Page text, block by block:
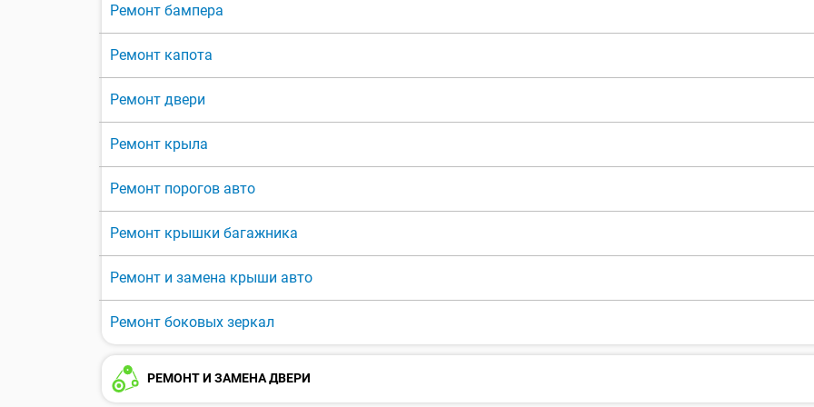
Ремонт бампера
Ремонт капота
Ремонт двери
Ремонт крыла
Ремонт порогов авто
Ремонт крышки багажника
Ремонт и замена крыши авто
Ремонт боковых зеркал
РЕМОНТ И ЗАМЕНА ДВЕРИ